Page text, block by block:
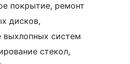
покрытие, ремонт
дисков,
выхлопных систем
стекол,